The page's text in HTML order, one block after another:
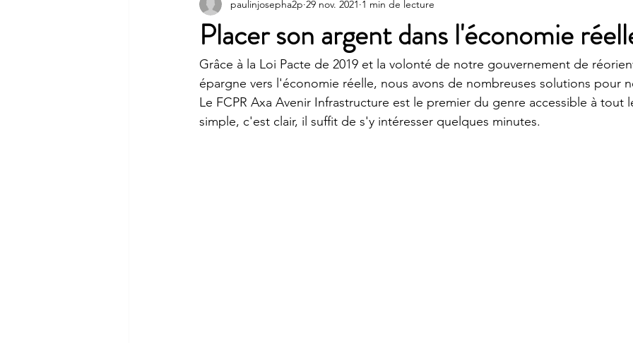
Placer son argent dans l'économie
paulinjosepha2p 29 nov. 2021 1 min de lecture
Grâce à la Loi Pacte de 2019 et la volonté de notre gouvernement de
épargne vers l'économie réelle, nous avons de nombreuses solutions pour
Le FCPR Axa Avenir Infrastructure est le premier du genre accessible à tout
simple, c'est clair, il suffit de s'y intéresser quelques minutes.